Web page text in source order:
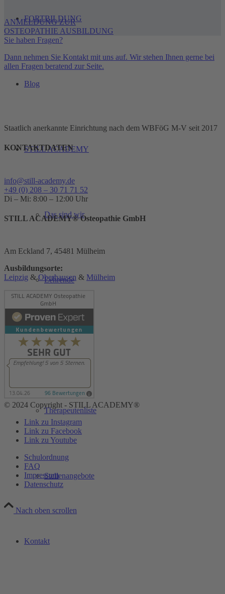
FORTBILDUNG
Blog
STILL ACADEMY
Das sind wir
Lehrende
Kooperationen
Therapeutenliste
Stellenangebote
Kontakt
ANMELDUNG ZUR
OSTEOPATHIE AUSBILDUNG
Sie haben Fragen?
Dann nehmen Sie Kontakt mit uns auf. Wir stehen Ihnen gerne bei
allen Fragen beratend zur Seite.
Staatlich anerkannte Einrichtung nach dem WBFöG M-V seit 2017
KONTAKTDATEN
info@still-academy.de
+49 (0) 208 – 30 71 71 52
Di – Mi: 8:00 – 12:00 Uhr
STILL ACADEMY® Osteopathie GmbH
Am Eckland 7, 45481 Mülheim
Ausbildungsorte:
Leipzig &Oberhausen & Mülheim
© 2024 Copyright - STILL ACADEMY®
Link zu Instagram
Link zu Facebook
Link zu Youtube
Schulordnung
FAQ
Impressum
Datenschutz
Nach oben scrollen